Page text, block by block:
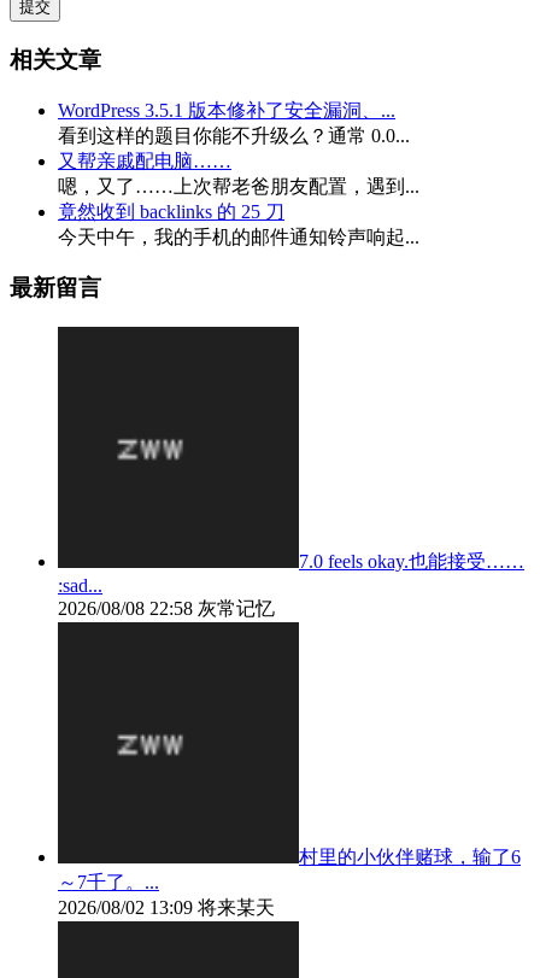
相关文章
WordPress 3.5.1 版本修补了安全漏洞、...
看到这样的题目你能不升级么？通常 0.0...
又帮亲戚配电脑……
嗯，又了……上次帮老爸朋友配置，遇到...
竟然收到 backlinks 的 25 刀
今天中午，我的手机的邮件通知铃声响起...
最新留言
7.0 feels okay.也能接受……
:sad...
2026/08/08 22:58 灰常记忆
村里的小伙伴赌球，输了6
～7千了。...
2026/08/02 13:09 将来某天